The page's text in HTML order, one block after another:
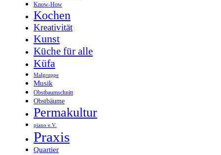
Know-How
Kochen
Kreativität
Kunst
Küche für alle
Küfa
Malgruppe
Musik
Obstbaumschnitt
Obstbäume
Permakultur
piano e.V.
Praxis
Quartier